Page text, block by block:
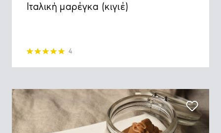
Ιταλική μαρέγκα (κιγιέ)
4